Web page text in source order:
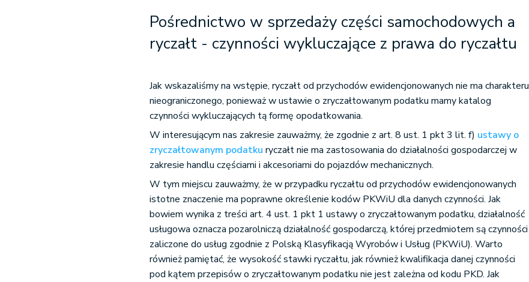
Pośrednictwo w sprzedaży części samochodowych a
ryczałt - czynności wykluczające z prawa do ryczałtu
Jak wskazaliśmy na wstępie, ryczałt od przychodów ewidencjonowanych nie ma charakteru
nieograniczonego, ponieważ w ustawie o zryczałtowanym podatku mamy katalog
czynności wykluczających tą formę opodatkowania.
W interesującym nas zakresie zauważmy, że zgodnie z art. 8 ust. 1 pkt 3 lit. f) ustawy o
zryczałtowanym podatku ryczałt nie ma zastosowania do działalności gospodarczej w
zakresie handlu częściami i akcesoriami do pojazdów mechanicznych.
W tym miejscu zauważmy, że w przypadku ryczałtu od przychodów ewidencjonowanych
istotne znaczenie ma poprawne określenie kodów PKWiU dla danych czynności. Jak
bowiem wynika z treści art. 4 ust. 1 pkt 1 ustawy o zryczałtowanym podatku, działalność
usługowa oznacza pozarolniczą działalność gospodarczą, której przedmiotem są czynności
zaliczone do usług zgodnie z Polską Klasyfikacją Wyrobów i Usług (PKWiU). Warto
również pamiętać, że wysokość stawki ryczałtu, jak również kwalifikacja danej czynności
pod kątem przepisów o zryczałtowanym podatku nie jest zależna od kodu PKD. Jak